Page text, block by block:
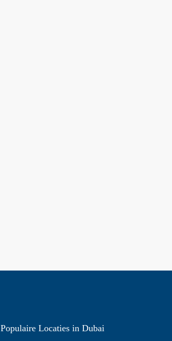
Populaire Locaties in Dubai